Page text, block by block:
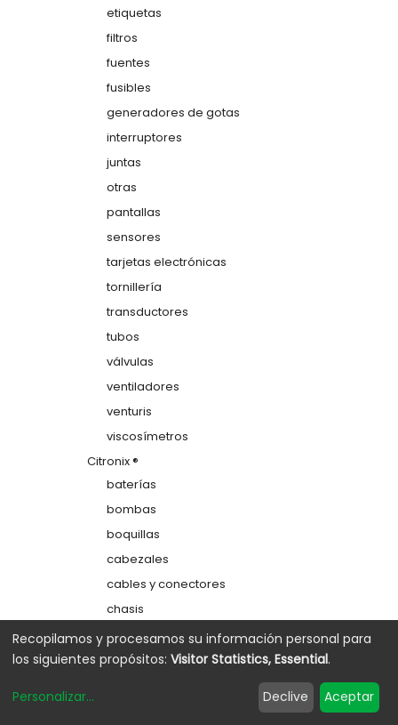
etiquetas
filtros
fuentes
fusibles
generadores de gotas
interruptores
juntas
otras
pantallas
sensores
tarjetas electrónicas
tornillería
transductores
tubos
válvulas
ventiladores
venturis
viscosímetros
Citronix ®
baterías
bombas
boquillas
cabezales
cables y conectores
chasis
colectores
depósitos
Recopilamos y procesamos su información personal para
los siguientes propósitos: Visitor Statistics, Essential.
Personalizar... Declive Aceptar